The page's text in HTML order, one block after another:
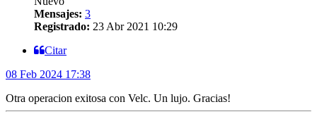
Mensajes: 3
Registrado: 23 Abr 2021 10:29
Citar
08 Feb 2024 17:38
Otra operacion exitosa con Velc. Un lujo. Gracias!